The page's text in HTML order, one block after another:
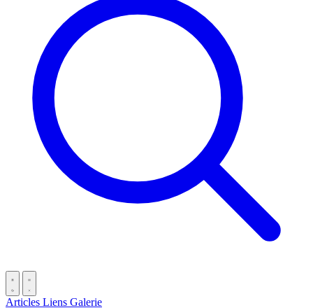
Articles Liens Galerie